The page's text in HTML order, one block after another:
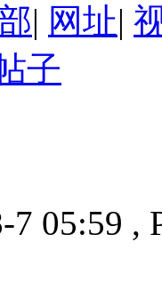
| 网址|
子
7 05:59 ,